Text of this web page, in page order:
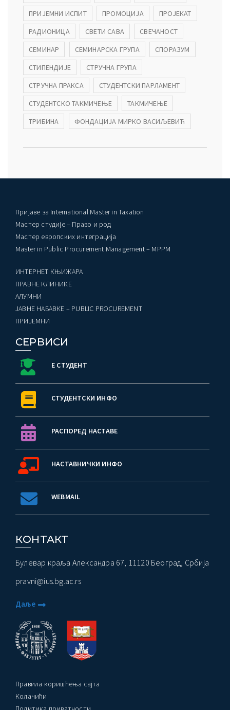
ПРИЈЕМНИ ИСПИТ
ПРОМОЦИЈА
ПРОЈЕКАТ
РАДИОНИЦА
СВЕТИ САВА
СВЕЧАНОСТ
СЕМИНАР
СЕМИНАРСКА ГРУПА
СПОРАЗУМ
СТИПЕНДИЈЕ
СТРУЧНА ГРУПА
СТРУЧНА ПРАКСА
СТУДЕНТСКИ ПАРЛАМЕНТ
СТУДЕНТСКО ТАКМИЧЕЊЕ
ТАКМИЧЕЊЕ
ТРИБИНА
ФОНДАЦИЈА МИРКО ВАСИЉЕВИЋ
Пријаве за International Master in Taxation
Мастер студије – Право и род
Мастер европских интеграција
Master in Public Procurement Management – MPPM
ИНТЕРНЕТ КЊИЖАРА
ПРАВНЕ КЛИНИКЕ
AЛУМНИ
ЈАВНЕ НАБАВКЕ – PUBLIC PROCUREMENT
ПРИЈЕМНИ
СЕРВИСИ
Е СТУДЕНТ
СТУДЕНТСКИ ИНФО
РАСПОРЕД НАСТАВЕ
НАСТАВНИЧКИ ИНФО
WEBMAIL
КОНТАКТ
Булевар краља Александра 67, 11120 Београд, Србија
pravni@ius.bg.ac.rs
Даље
Правила коришћења сајта
Колачићи